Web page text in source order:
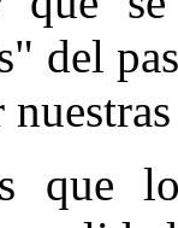
del
que